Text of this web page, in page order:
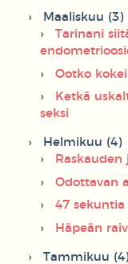
Maaliskuu (3)
Tarinani
Ootko
Ketkä
seksi
Helmikuu (4)
Raskauden
Odottavan
47 sekuntia
Häpeän
Tammikuu (4)